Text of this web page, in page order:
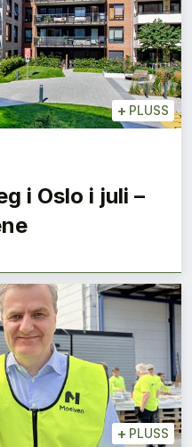
+ PLUSS
i Oslo i juli –
+ PLUSS